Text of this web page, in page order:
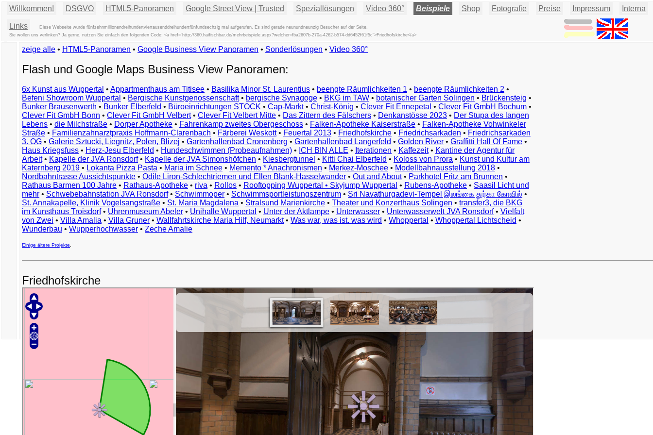
Willkommen! DSGVO HTML5-Panoramen Google Street View | Trusted Speziallösungen Video 360° Beispiele Shop Fotografie Preise Impressum Interna
Links
Diese Webseite wurde fünfzehnmillionendreihundertviertausenddreihundertfünfundsechzig mal aufgerufen. Es sind gerade neunundneunzig Besucher auf der Seite.
Sie wollen uns verlinken? Ja gerne, nutzen Sie einfach den folgenden Code: <a href="http://360.haifischbar.de/mehrbeispiele.aspx?welcher=fba2607b-270a-4262-b574-dd6452f61f5c">Friedhofskirche</a>
Beispiele
Exemples
Vorbeelden
Przykłady
Ejemplos
Örnekler
Παραδείγματα
Примеры
示
例
例
예
zeige alle • HTML5-Panoramen • Google Business View Panoramen • Sonderlösungen • Video 360°
Flash und Google Maps Business View Panoramen:
6x Kunst aus Wuppertal • Appartmenthaus am Titisee • Basilika Minor St. Laurentius • beengte Räumlichkeiten 1 • beengte Räumlichkeiten 2 •
Befeni Showroom Wuppertal • Bergische Kunstgenossenschaft• bergische Synagoge • BKG im TAW • botanischer Garten Solingen • Brückensteig •
Bunker Brausenwerth • Bunker Elberfeld • Büroeinrichtungen STOCK • Cap-Markt• Christ-König • Clever Fit Ennepetal • Clever Fit GmbH Bochum •
Clever Fit GmbH Bonn • Clever Fit GmbH Velbert• Clever Fit Velbert Mitte • Das Zittern des Fälschers • Denkanstösse 2023 • Der Stupa des langen
Lebens • die Milchstraße • Dorper Apotheke • Fahrenkamp zweites Obergeschoss • Falken-Apotheke Kaiserstraße • Falken-Apotheke Vohwinkeler
Straße • Familienzahnarztpraxis Hoffmann-Clarenbach • Färberei Weskott• Feuertal 2013 • Friedhofskirche • Friedrichsarkaden • Friedrichsarkaden
3. OG • Galerie Sztucki, Liegnitz, Polen, Blizej • Gartenhallenbad Cronenberg • Gartenhallenbad Langerfeld • Golden River • Graffitti Hall Of Fame •
Haus Kriegsfuss • Herz-Jesu Elberfeld • Hundeschwimmen (Probeaufnahmen) • ICH BIN ALLE • Iterationen • Kaffezeit• Kantine der Agentur für
Arbeit• Kapelle der JVA Ronsdorf• Kapelle der JVA Simonshöfchen • Kiesbergtunnel • Kitti Chai Elberfeld • Koloss von Prora • Kunst und Kultur am
Katernberg 2019 • Lokanta Pizza Pasta • Maria im Schnee • Memento * Anachronismen • Merkez-Moschee • Modellbahnausstellung 2018 •
Nordbahntrasse Aussichtspunkte • Odile Liron-Schlechtriemen und Ellen Blank-Hasselwander • Out and About• Parkhotel Fritz am Brunnen •
Rathaus Barmen 100 Jahre • Rathaus-Apotheke • riva • Rollos • Rooftopping Wuppertal • Skyjump Wuppertal • Rubens-Apotheke • Saasil Licht und
mehr • Schwebebahnstation JVA Ronsdorf• Schwimmoper • Schwimmsportleistungszentrum • Sri Navathurgadevi-Tempel இலங்கை துர்கா கோவில் •
St. Annakapelle, Klinik Vogelsangstraße • St. Maria Magdalena • Stralsund Marienkirche • Theater und Konzerthaus Solingen • transfer3, die BKG
im Kunsthaus Troisdorf• Uhrenmuseum Abeler • Unihalle Wuppertal • Unter der Aktlampe • Unterwasser • Unterwasserwelt JVA Ronsdorf• Vielfalt
von Zwei • Villa Amalia • Villa Gruner • Wallfahrtskirche Maria Hilf, Neumarkt• Was war, was ist. was wird • Whoppertal • Whoppertal Lichtscheid •
Wunderbau • Wupperhochwasser • Zeche Amalie
Einige ältere Projekte
Friedhofskirche